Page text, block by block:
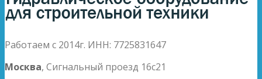
Работаем с 2014г. ИНН: 7725831647
Москва, Сигнальный проезд 16с21